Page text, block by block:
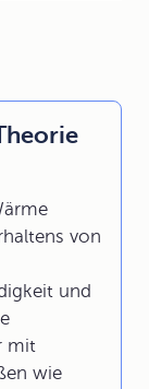
von
und
mit
wie